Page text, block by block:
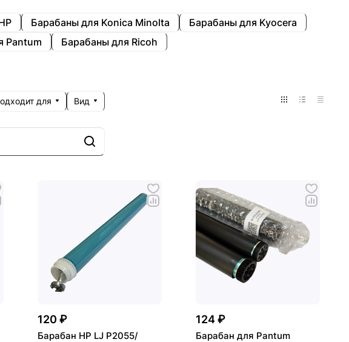
Барабаны для Konica Minolta
Барабаны для Kyocera
Pantum
Барабаны для Ricoh
для Вид
120 ₽
Барабан HP LJ P2055/
124 ₽
Барабан для Pantum